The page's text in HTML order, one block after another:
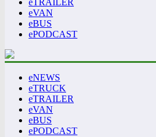
eTRAILER
eVAN
eBUS
ePODCAST
eNEWS
eTRUCK
eTRAILER
eVAN
eBUS
ePODCAST